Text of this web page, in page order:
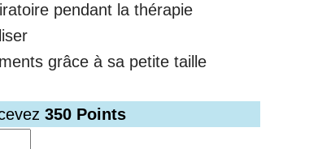
pendant la thérapie
grâce à sa petite taille
350 Points